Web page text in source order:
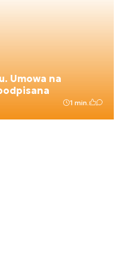
Umowa na
1 min.